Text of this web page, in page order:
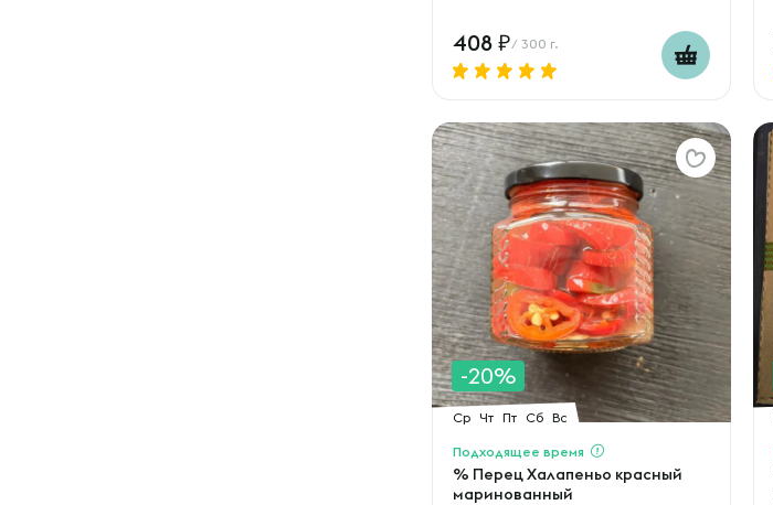
408 / 300 г.
-20%
Ср Чт Пт Сб Вс
Подходящее время
% Перец Халапеньо красный
маринованный